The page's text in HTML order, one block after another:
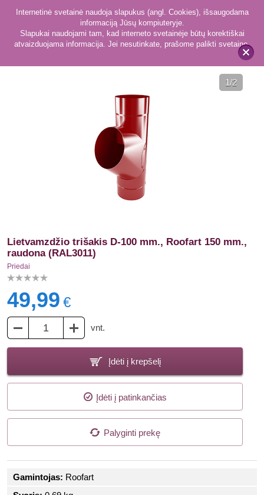
x
Internetinė svetainė naudoja slapukus (angl. Cookies), išsaugodama
informaciją Jūsų kompiuteryje.
Slapukai naudojami tam, kad interneto svetainėje būtų korektiškai
atvaizduojama informacija. Jei nesutinkate, prašome palikti svetainę.
Priedai 217
1/2
Lietvamzdžio trišakis D-100 mm., Roofart 150 mm.,
raudona (RAL3011)
Priedai
49,99 €
vnt.
Įdėti į krepšelį
Įdėti į patinkančias
Palyginti prekę
Gamintojas: Roofart